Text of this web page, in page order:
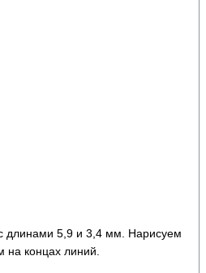
длинами 5,9 и 3,4 мм. Нарисуем
на концах линий.